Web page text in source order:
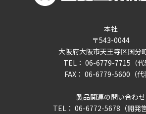
本社
〒543-0044
大阪府大阪市天王寺区国分
TEL： 06-6779-7715（代
FAX： 06-6779-5600（代
製品関連の問い合わせ
TEL： 06-6772-5678（開発営